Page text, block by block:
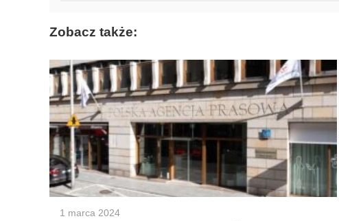
Zobacz także:
1 marca 2024